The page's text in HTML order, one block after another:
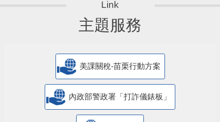
主題服務
美課關稅-苗栗行動方案
內政部警政署「打詐儀錶板」